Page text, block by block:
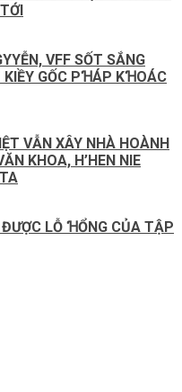
VFF SỐT SẮNG
KΙỀΥ GỐC PꞪÁP KꞪOÁC
VẪN XÂY NHÀ HOÀNH
KHOA, H’HEN NIE
LỖ ꞪỔNG CỦA TẬP